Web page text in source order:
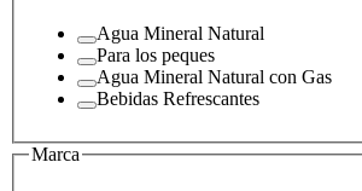
Agua Mineral Natural
Para los peques
Agua Mineral Natural con Gas
Bebidas Refrescantes
Marca